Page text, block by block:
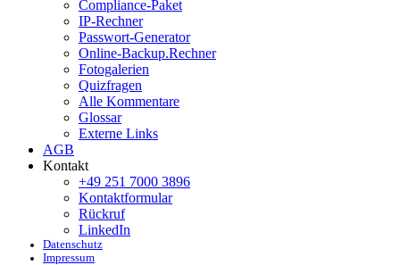
Compliance-Paket
IP-Rechner
Passwort-Generator
Online-Backup.Rechner
Fotogalerien
Quizfragen
Alle Kommentare
Glossar
Externe Links
AGB
Kontakt
+49 251 7000 3896
Kontaktformular
Rückruf
LinkedIn
Datenschutz
Impressum